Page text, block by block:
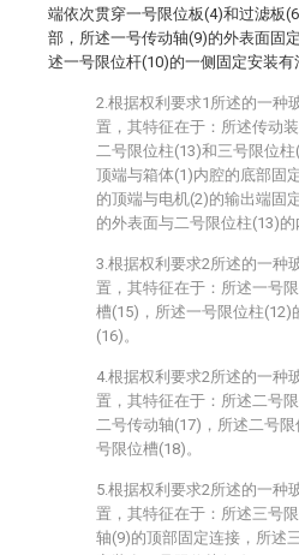
端依次贯穿一号限位板(4)和过滤板
部，所述一号传动轴(9)的外表面固
述一号限位杆(10)的一侧固定安装有
2.根据权利要求1所述的一种
置，其特征在于：所述传动
二号限位柱(13)和三号限位
顶端与箱体(1)内腔的底部固
的顶端与电机(2)的输出端固
的外表面与二号限位柱(13)的
3.根据权利要求2所述的一种
置，其特征在于：所述一号
槽(15)，所述一号限位柱
(16)。
4.根据权利要求2所述的一种
置，其特征在于：所述二号
二号传动轴(17)，所述二号
号限位槽(18)。
5.根据权利要求2所述的一种
置，其特征在于：所述三号
轴(9)的顶部固定连接，所述